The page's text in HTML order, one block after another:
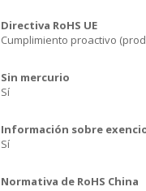
Directiva RoHS UE
Cumplimiento proactivo
Sin mercurio
Sí
Información sobre
Sí
Normativa de RoHS China